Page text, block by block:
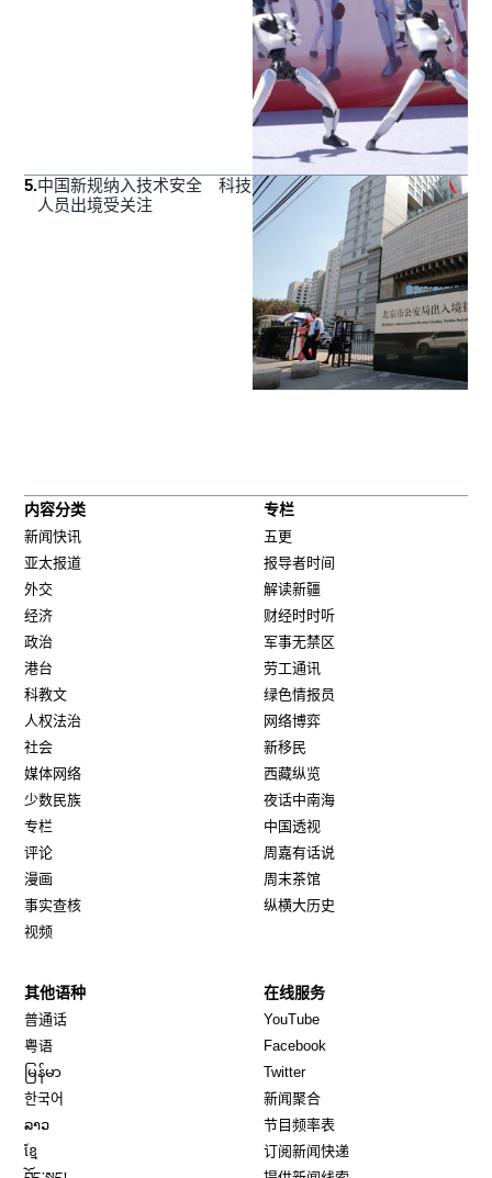
5.中国新规纳入技术安全 科技
人员出境受关注
内容分类
新闻快讯
亚太报道
外交
经济
政治
港台
科教文
人权法治
社会
媒体网络
少数民族
专栏
评论
漫画
事实查核
视频
专栏
五更
报导者时间
解读新疆
财经时时听
军事无禁区
劳工通讯
绿色情报员
网络博弈
新移民
西藏纵览
夜话中南海
中国透视
周嘉有话说
周末茶馆
纵横大历史
其他语种
普通话
粤语
မြန်မာ
한국어
ລາວ
ខ្មែ
在线服务
YouTube
Facebook
TwitterOpens in new window
新闻聚合
节目频率表
订阅新闻快递